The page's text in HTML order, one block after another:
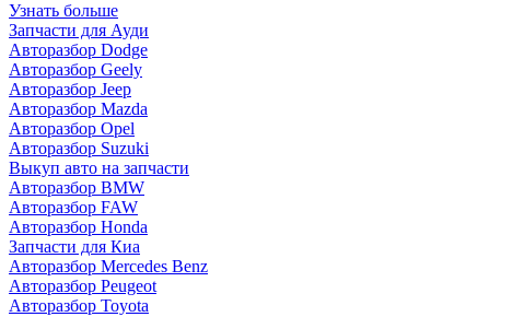
Узнать больше
Запчасти для Ауди
Авторазбор Dodge
Авторазбор Geely
Авторазбор Jeep
Авторазбор Mazda
Авторазбор Opel
Авторазбор Suzuki
Выкуп авто на запчасти
Авторазбор BMW
Авторазбор FAW
Авторазбор Honda
Запчасти для Киа
Авторазбор Mercedes Benz
Авторазбор Peugeot
Авторазбор Toyota